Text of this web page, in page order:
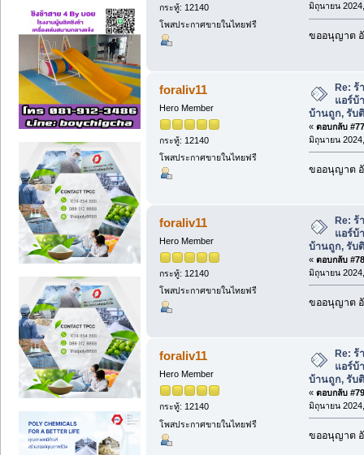
กระทู้: 12140
โพสประกาศขายในไทยฟรี
มิถุนายน
ขออนุญาต
foraliv11
Hero Member
กระทู้: 12140
โพสประกาศขายในไทยฟรี
Re: ร้
แอร์บ้
บ้านถูก, รับ
« ตอบกลับ
มิถุนายน
ขออนุญาต
foraliv11
Hero Member
กระทู้: 12140
โพสประกาศขายในไทยฟรี
Re: ร้
แอร์บ้
บ้านถูก, รับ
« ตอบกลับ
มิถุนายน
ขออนุญาต
foraliv11
Hero Member
กระทู้: 12140
โพสประกาศขายในไทยฟรี
Re: ร้
แอร์บ้
บ้านถูก, รับ
« ตอบกลับ
มิถุนายน
ขออนุญาต